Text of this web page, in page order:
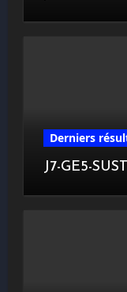
Derniers
J7-GE5-